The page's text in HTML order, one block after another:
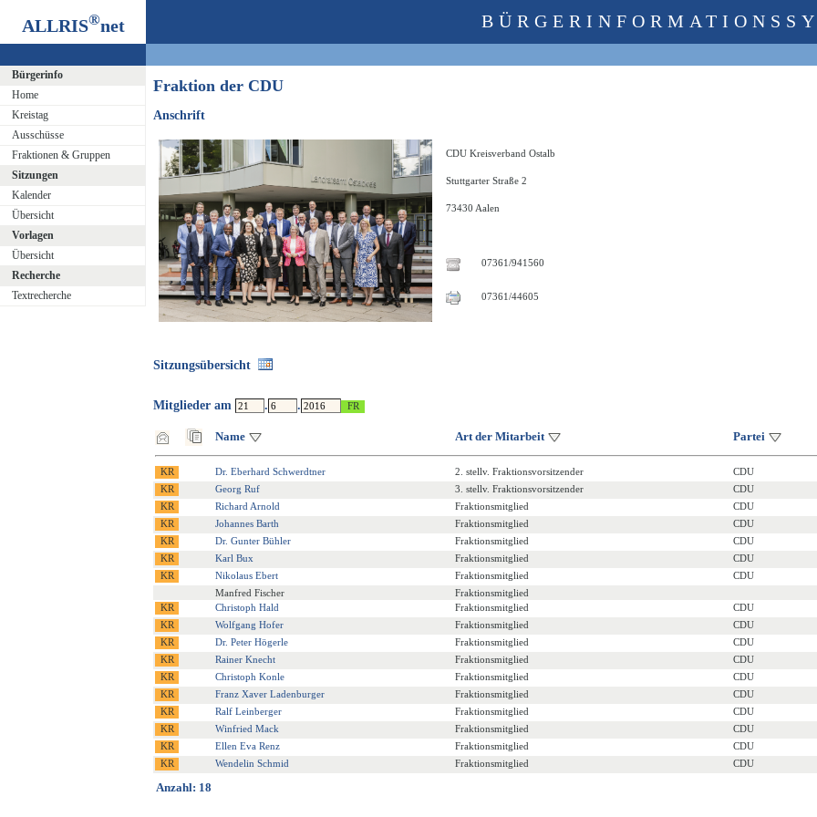
ALLRIS®net
Bürgerinfo
Home
Kreistag
Ausschüsse
Fraktionen & Gruppen
Sitzungen
Kalender
Übersicht
Vorlagen
Übersicht
Recherche
Textrecherche
Fraktion der CDU
Anschrift
CDU Kreisverband Ostalb
Stuttgarter Straße 2
73430 Aalen
07361/941560
07361/44605
Sitzungsübersicht
Mitglieder am . .
Name Art der Mitarbeit Partei
Dr. Eberhard Schwerdtner 2. stellv. Fraktionsvorsitzender CDU
Georg Ruf
3. stellv. Fraktionsvorsitzender CDU
Richard Arnold
Fraktionsmitglied CDU
Johannes Barth
Fraktionsmitglied CDU
Dr. Gunter Bühler
Fraktionsmitglied CDU
Karl Bux
Fraktionsmitglied CDU
Nikolaus Ebert
Fraktionsmitglied CDU
Manfred Fischer
Fraktionsmitglied
Christoph Hald
Fraktionsmitglied CDU
Wolfgang Hofer
Fraktionsmitglied CDU
Dr. Peter Högerle
Fraktionsmitglied CDU
Rainer Knecht
Fraktionsmitglied CDU
Christoph Konle
Fraktionsmitglied CDU
Franz Xaver Ladenburger
Fraktionsmitglied CDU
Ralf Leinberger
Fraktionsmitglied CDU
Winfried Mack
Fraktionsmitglied CDU
Ellen Eva Renz
Fraktionsmitglied CDU
Wendelin Schmid
Fraktionsmitglied CDU
Anzahl: 18